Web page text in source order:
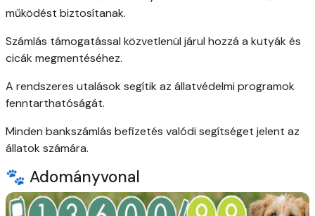
működést biztosítanak.
Számlás támogatással közvetlenül járul hozzá a kutyák és
cicák megmentéséhez.
A rendszeres utalások segítik az állatvédelmi programok
fenntarthatóságát.
Minden bankszámlás befizetés valódi segítséget jelent az
állatok számára.
🐾 Adományvonal